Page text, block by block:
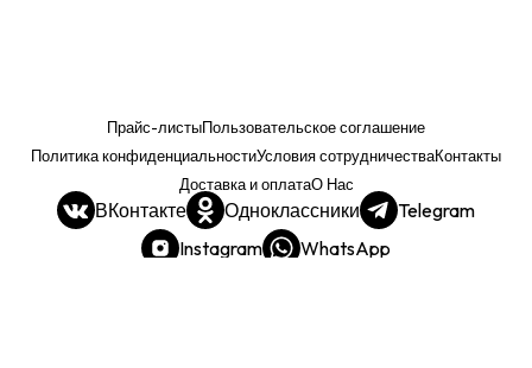
Прайс-листыПользовательское соглашение
Политика конфиденциальностиУсловия сотрудничестваКонтакты
Доставка и оплатаО Нас
ВКонтакте Одноклассники
Telegram
Instagram
WhatsApp